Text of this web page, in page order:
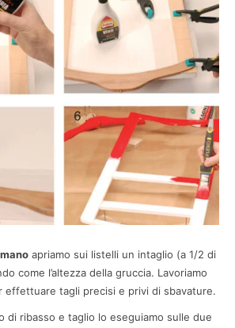
apriamo sui listelli un intaglio (a 1/2 di
come l’altezza della gruccia. Lavoriamo
effettuare tagli precisi e privi di sbavature.
di ribasso e taglio lo eseguiamo sulle due